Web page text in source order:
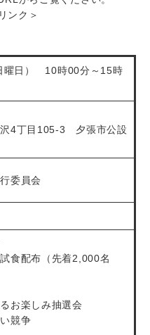
ンク＞
曜日） 10時00分～15時
沢4丁目105-3 夕張市公設
委員会
食配布（先着2,000名
お楽しみ抽選会
競争